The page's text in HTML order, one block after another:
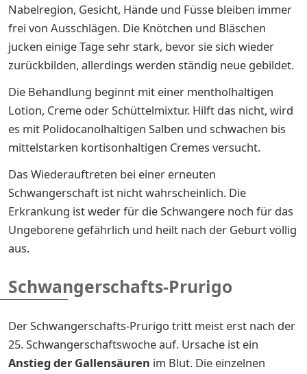
Nabelregion, Gesicht, Hände und Füsse bleiben immer
frei von Ausschlägen. Die Knötchen und Bläschen
jucken einige Tage sehr stark, bevor sie sich wieder
zurückbilden, allerdings werden ständig neue gebildet.
Die Behandlung beginnt mit einer mentholhaltigen
Lotion, Creme oder Schüttelmixtur. Hilft das nicht, wird
es mit Polidocanolhaltigen Salben und schwachen bis
mittelstarken kortisonhaltigen Cremes versucht.
Das Wiederauftreten bei einer erneuten
Schwangerschaft ist nicht wahrscheinlich. Die
Erkrankung ist weder für die Schwangere noch für das
Ungeborene gefährlich und heilt nach der Geburt völlig
aus.
Schwangerschafts-Prurigo
Der Schwangerschafts-Prurigo tritt meist erst nach der
25. Schwangerschaftswoche auf. Ursache ist ein
Anstieg der Gallensäuren im Blut. Die einzelnen